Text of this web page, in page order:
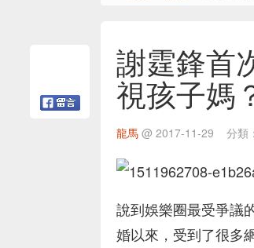
謝霆鋒首
視孩子媽
龍馬 @ 2017-11-29 分類：
說到娛樂圈最受爭議
婚以來，受到了很多